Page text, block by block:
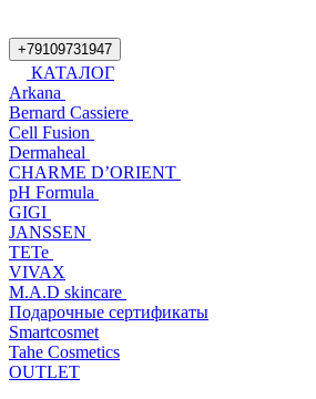
+79109731947
КАТАЛОГ
Arkana
Bernard Cassiere
Cell Fusion
Dermaheal
CHARME D’ORIENT
pH Formula
GIGI
JANSSEN
TETe
VIVAX
M.A.D skincare
Подарочные сертификаты
Smartcosmet
Tahe Cosmetics
OUTLET